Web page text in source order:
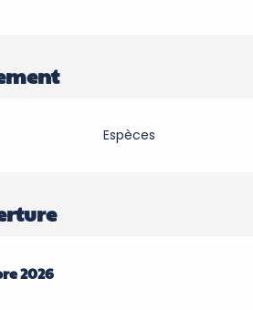
Espèces
15 octobre 2026
2026